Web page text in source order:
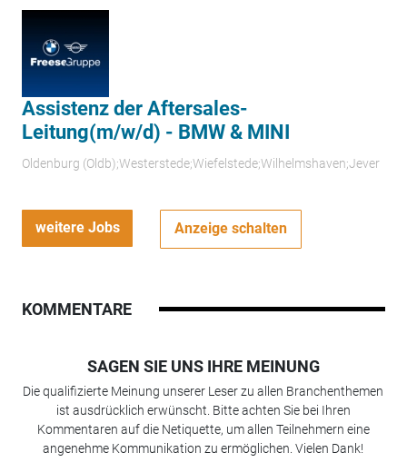
Assistenz der Aftersales-
Leitung(m/w/d) - BMW & MINI
Oldenburg (Oldb);Westerstede;Wiefelstede;Wilhelmshaven;Jever
weitere Jobs Anzeige schalten
KOMMENTARE
SAGEN SIE UNS IHRE MEINUNG
Die qualifizierte Meinung unserer Leser zu allen Branchenthemen
ist ausdrücklich erwünscht. Bitte achten Sie bei Ihren
Kommentaren auf die Netiquette, um allen Teilnehmern eine
angenehme Kommunikation zu ermöglichen. Vielen Dank!